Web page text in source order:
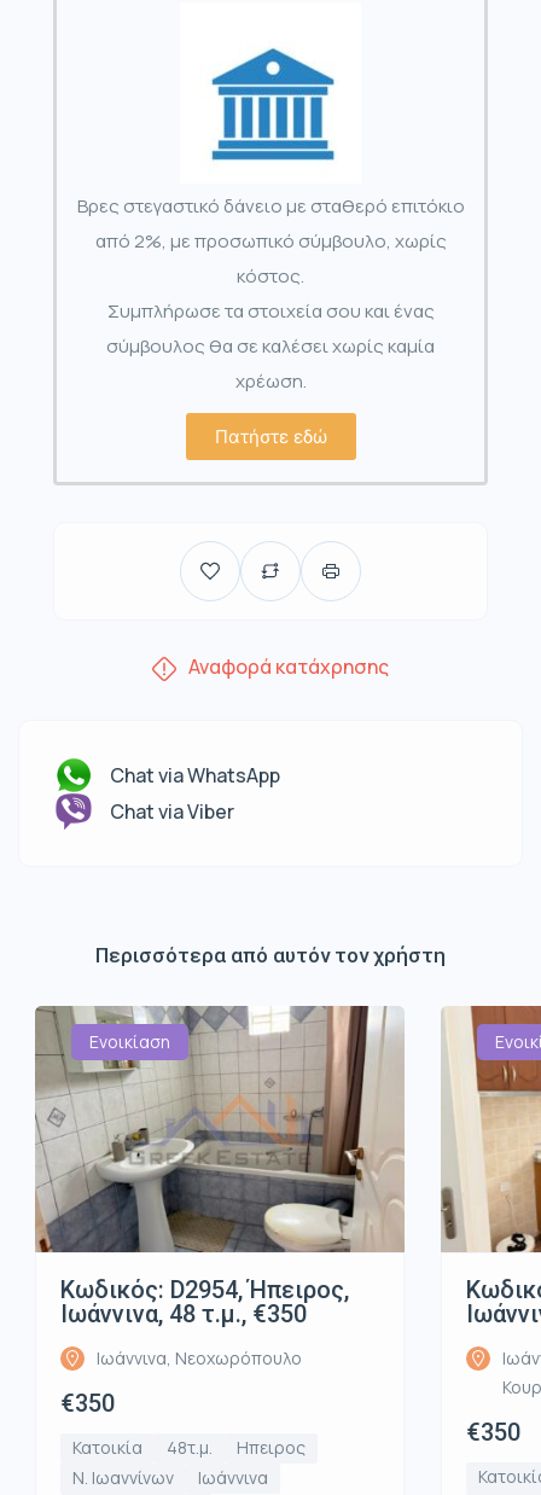
Βρες στεγαστικό δάνειο με σταθερό επιτόκιο
από 2%, με προσωπικό σύμβουλο, χωρίς
κόστος.
Συμπλήρωσε τα στοιχεία σου και ένας
σύμβουλος θα σε καλέσει χωρίς καμία
χρέωση.
Πατήστε εδώ
Αναφορά κατάχρησης
Chat via WhatsApp
Chat via Viber
Περισσότερα από αυτόν τον χρήστη
Ενοικίαση
Κωδικός: D2954, Ήπειρος,
Ιωάννινα, 48 τ.μ., €350
Ιωάννινα, Νεοχωρόπουλο
€350
Κατοικία 48τ.μ.
Ηπειρος
Ν. Ιωαννίνων
Ιωάννινα
€350